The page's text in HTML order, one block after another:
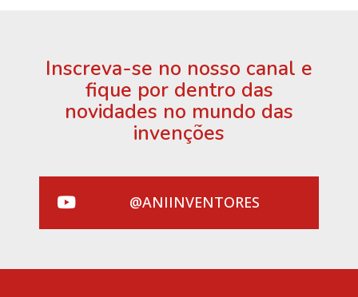
Inscreva-se no nosso canal e
fique por dentro das
novidades no mundo das
invenções
@ANIINVENTORES